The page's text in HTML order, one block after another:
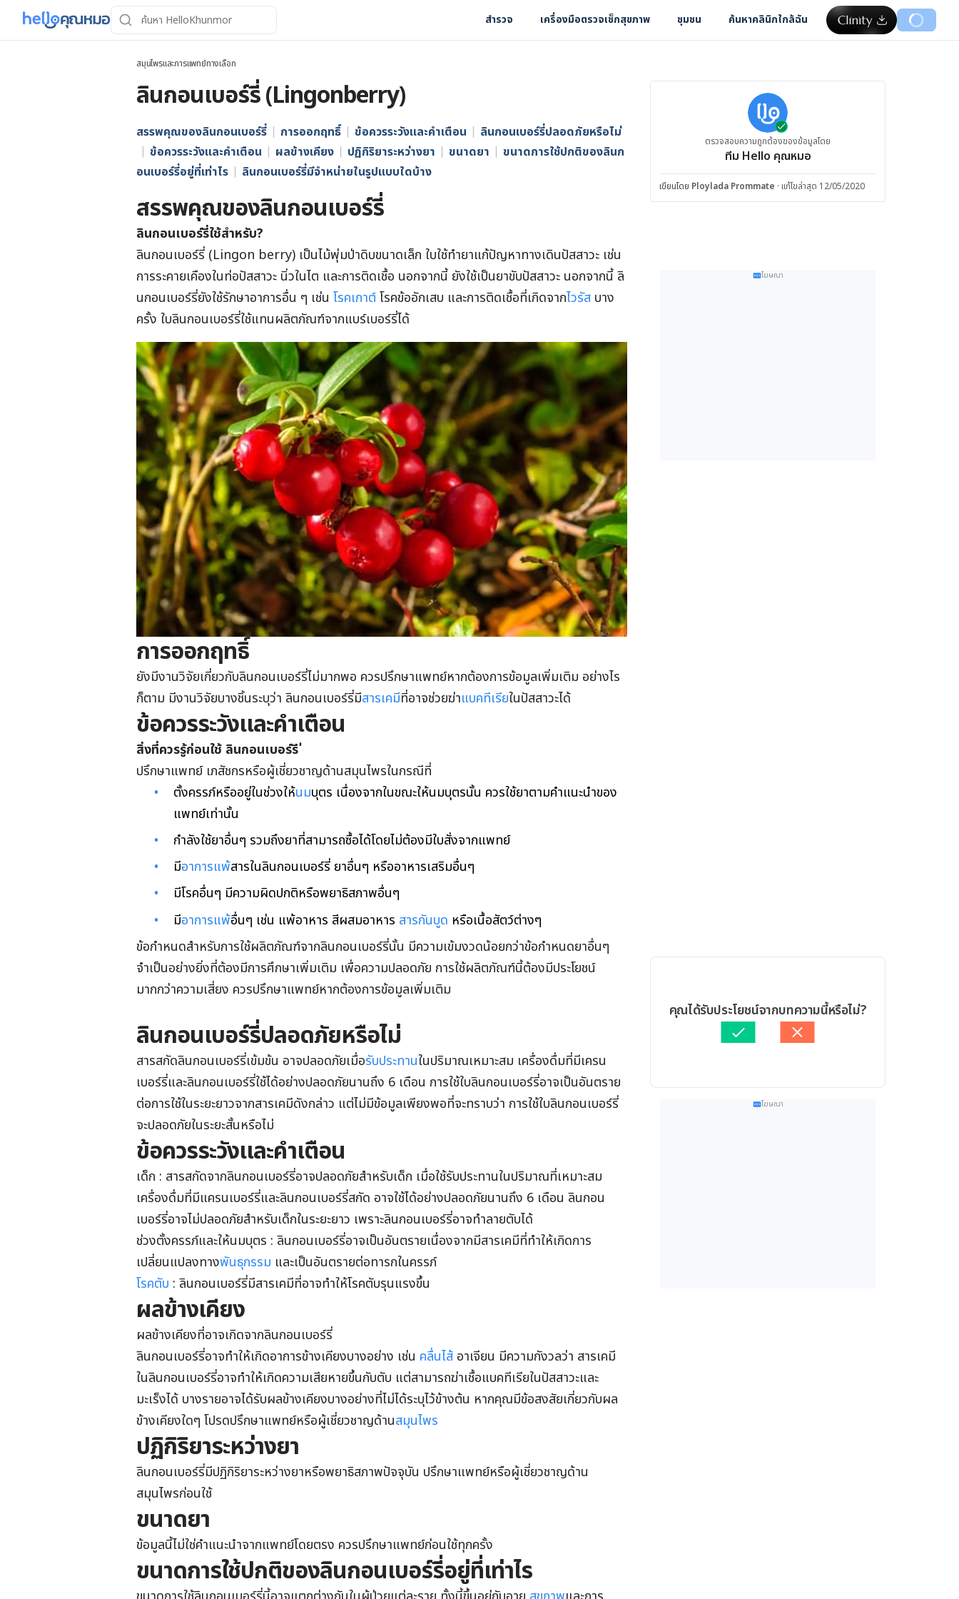
สำรวจ เครื่องมือตรวจเช็กสุขภาพ ชุมชน ค้นหาคลินิกใกล้ฉัน
สมุนไพรและการแพทย์ทางเลือก
ลินกอนเบอร์รี่ (Lingonberry)
สรรพคุณของลินกอนเบอร์รี่ การออกฤทธิ์ ข้อควรระวังและคำเตือน
ลินกอนเบอร์รี่ปลอดภัยหรือไม่
ข้อควรระวังและคำเตือน
ผลข้างเคียง ปฏิกิริยาระหว่างยา ขนาดยา
ขนาดการใช้ปกติของลินก
อนเบอร์รี่อยู่ที่เท่าไร
ลินกอนเบอร์รี่มีจำหน่ายในรูปแบบใดบ้าง
สรรพคุณของลินกอนเบอร์รี่
ลินกอนเบอร์รี่ใช้สำหรับ?
ลินกอนเบอร์รี่ (Lingon berry) เป็นไม้พุ่มป่าดิบขนาดเล็ก ใบใช้ทำยาแก้ปัญหาทางเดินปัสสาวะ เช่น
การระคายเคืองในท่อปัสสาวะ นิ่วในไต และการติดเชื้อ นอกจากนี้ ยังใช้เป็นยาขับปัสสาวะ นอกจากนี้ ลิ
นกอนเบอร์รี่ยังใช้รักษาอาการอื่น ๆ เช่น โรคเกาต์โรคข้ออักเสบ และการติดเชื้อที่เกิดจากไวรัส บาง
ครั้ง ใบลินกอนเบอร์รี่ใช้แทนผลิตภัณฑ์จากแบร์เบอร์รี่ได้
การออกฤทธิ์
ยังมีงานวิจัยเกี่ยวกับลินกอนเบอร์รี่ไม่มากพอ ควรปรึกษาแพทย์หากต้องการข้อมูลเพิ่มเติม อย่างไร
ก็ตาม มีงานวิจัยบางชิ้นระบุว่า ลินกอนเบอร์รี่มีสารเคมีที่อาจช่วยฆ่าแบคทีเรียในปัสสาวะได้
ข้อควรระวังและคำเตือน
สิ่งที่ควรรู้ก่อนใช้ ลินกอนเบอร์รี ่
ปรึกษาแพทย์ เภสัชกรหรือผู้เชี่ยวชาญด้านสมุนไพรในกรณีที่
ตั้งครรภ์หรืออยู่ในช่วงให้นมบุตร เนื่องจากในขณะให้นมบุตรนั้น ควรใช้ยาตามคำแนะนำของ
แพทย์เท่านั้น
กำลังใช้ยาอื่นๆ รวมถึงยาที่สามารถซื้อได้โดยไม่ต้องมีใบสั่งจากแพทย์
มีอาการแพ้สารในลินกอนเบอร์รี่ ยาอื่นๆ หรืออาหารเสริมอื่นๆ
มีโรคอื่นๆ มีความผิดปกติหรือพยาธิสภาพอื่นๆ
มีอาการแพ้อื่นๆ เช่น แพ้อาหาร สีผสมอาหาร สารกันบูด หรือเนื้อสัตว์ต่างๆ
ข้อกำหนดสำหรับการใช้ผลิตภัณฑ์จากลินกอนเบอร์รี่นั้น มีความเข้มงวดน้อยกว่าข้อกำหนดยาอื่นๆ
จำเป็นอย่างยิ่งที่ต้องมีการศึกษาเพิ่มเติม เพื่อความปลอดภัย การใช้ผลิตภัณฑ์นี้ต้องมีประโยชน์
มากกว่าความเสี่ยง ควรปรึกษาแพทย์หากต้องการข้อมูลเพิ่มเติม
ลินกอนเบอร์รี่ปลอดภัยหรือไม่
สารสกัดลินกอนเบอร์รี่เข้มข้น อาจปลอดภัยเมื่อรับประทานในปริมาณเหมาะสม เครื่องดื่มที่มีเครน
เบอร์รี่และลินกอนเบอร์รี่ใช้ได้อย่างปลอดภัยนานถึง 6 เดือน การใช้ใบลินกอนเบอร์รี่อาจเป็นอันตราย
ต่อการใช้ในระยะยาวจากสารเคมีดังกล่าว แต่ไม่มีข้อมูลเพียงพอที่จะทราบว่า การใช้ใบลินกอนเบอร์รี่
จะปลอดภัยในระยะสั้นหรือไม่
ข้อควรระวังและคำเตือน
เด็ก : สารสกัดจากลินกอนเบอร์รี่อาจปลอดภัยสำหรับเด็ก เมื่อใช้รับประทานในปริมาณที่เหมาะสม
เครื่องดื่มที่มีแครนเบอร์รี่และลินกอนเบอร์รี่สกัด อาจใช้ได้อย่างปลอดภัยนานถึง 6 เดือน ลินกอน
เบอร์รี่อาจไม่ปลอดภัยสำหรับเด็กในระยะยาว เพราะลินกอนเบอร์รี่อาจทำลายตับได้
ช่วงตั้งครรภ์และให้นมบุตร : ลินกอนเบอร์รี่อาจเป็นอันตรายเนื่องจากมีสารเคมีที่ทำให้เกิดการ
เปลี่ยนแปลงทางพันธุกรรม และเป็นอันตรายต่อทารกในครรภ์
โรคตับ : ลินกอนเบอร์รี่มีสารเคมีที่อาจทำให้โรคตับรุนแรงขึ้น
ผลข้างเคียง
ผลข้างเคียงที่อาจเกิดจากลินกอนเบอร์รี่
ลินกอนเบอร์รี่อาจทำให้เกิดอาการข้างเคียงบางอย่าง เช่น คลื่นไส้ อาเจียน มีความกังวลว่า สารเคมี
ในลินกอนเบอร์รี่อาจทำให้เกิดความเสียหายขึ้นกับตับ แต่สามารถฆ่าเชื้อแบคทีเรียในปัสสาวะและ
มะเร็งได้ บางรายอาจได้รับผลข้างเคียงบางอย่างที่ไม่ได้ระบุไว้ข้างต้น หากคุณมีข้อสงสัยเกี่ยวกับผล
ข้างเคียงใดๆ โปรดปรึกษาแพทย์หรือผู้เชี่ยวชาญด้านสมุนไพร
ปฏิกิริยาระหว่างยา
ลินกอนเบอร์รี่มีปฏิกิริยาระหว่างยาหรือพยาธิสภาพปัจจุบัน ปรึกษาแพทย์หรือผู้เชี่ยวชาญด้าน
สมุนไพรก่อนใช้
ขนาดยา
ข้อมูลนี้ไม่ใช่คำแนะนำจากแพทย์โดยตรง ควรปรึกษาแพทย์ก่อนใช้ทุกครั้ง
ขนาดการใช้ปกติของลินกอนเบอร์รี่อยู่ที่เท่าไร
ตรวจสอบความถูกต้องของข้อมูลโดย
ทีม Hello คุณหมอ
เขียนโดย Ploylada Prommate · แก้ไขล่าสุด 12/05/2020
โฆษณา
คุณได้รับประโยชน์จากบทความนี้หรือไม่?
โฆษณา